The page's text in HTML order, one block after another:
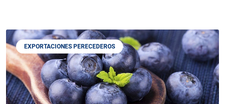
EXPORTACIONES PERECEDEROS